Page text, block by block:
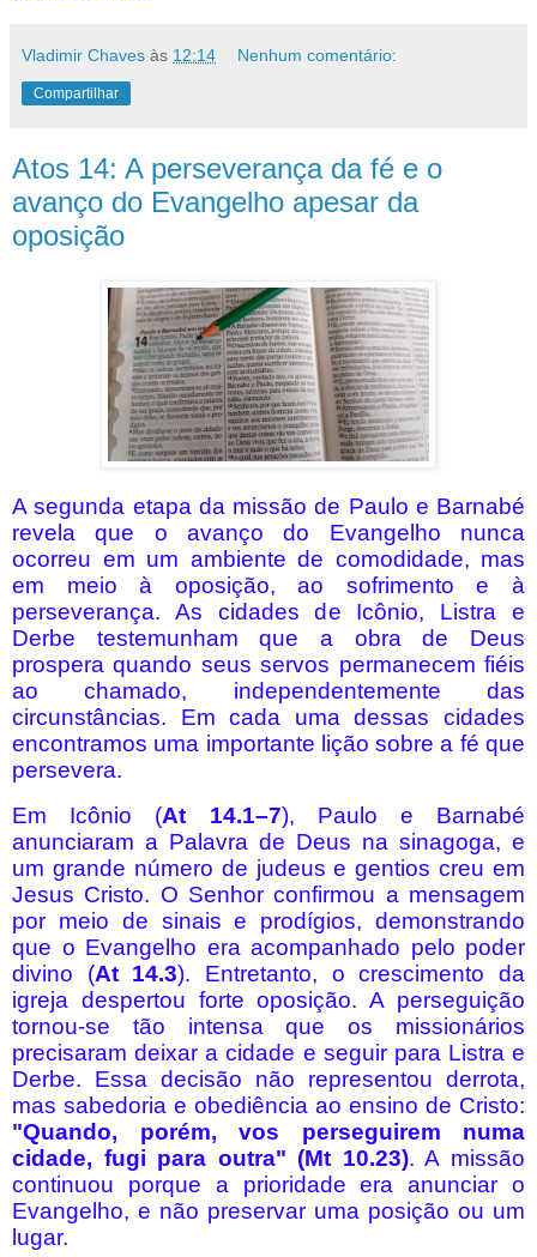
Vladimir Chaves às 12:14 Nenhum comentário:
Compartilhar
Atos 14: A perseverança da fé e o
avanço do Evangelho apesar da
oposição
A segunda etapa da missão de Paulo e Barnabé
revela que o avanço do Evangelho nunca
ocorreu em um ambiente de comodidade, mas
em meio à oposição, ao sofrimento e à
perseverança. As cidades de Icônio, Listra e
Derbe testemunham que a obra de Deus
prospera quando seus servos permanecem fiéis
ao chamado, independentemente das
circunstâncias. Em cada uma dessas cidades
encontramos uma importante lição sobre a fé que
persevera.
Em Icônio (At 14.1–7), Paulo e Barnabé
anunciaram a Palavra de Deus na sinagoga, e
um grande número de judeus e gentios creu em
Jesus Cristo. O Senhor confirmou a mensagem
por meio de sinais e prodígios, demonstrando
que o Evangelho era acompanhado pelo poder
divino (At 14.3). Entretanto, o crescimento da
igreja despertou forte oposição. A perseguição
tornou-se tão intensa que os missionários
precisaram deixar a cidade e seguir para Listra e
Derbe. Essa decisão não representou derrota,
mas sabedoria e obediência ao ensino de Cristo:
"Quando, porém, vos perseguirem numa
cidade, fugi para outra" (Mt 10.23). A missão
continuou porque a prioridade era anunciar o
Evangelho, e não preservar uma posição ou um
lugar.